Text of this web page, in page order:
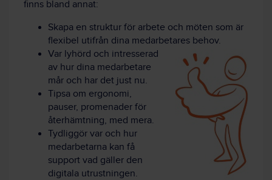
finns bland annat:
Skapa en struktur för arbete och möten som är
flexibel utifrån dina medarbetares behov.
Var lyhörd och intresserad
av hur dina medarbetare
mår och har det just nu.
Tipsa om ergonomi,
pauser, promenader för
återhämtning, med mera.
Tydliggör var och hur
medarbetarna kan få
support vad gäller den
digitala utrustningen.